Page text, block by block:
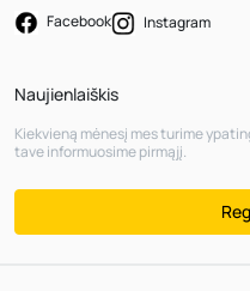
Facebook Instagram
Naujienlaiškis
Kiekvieną mėnesį mes turime
tave informuosime pirmąjį.